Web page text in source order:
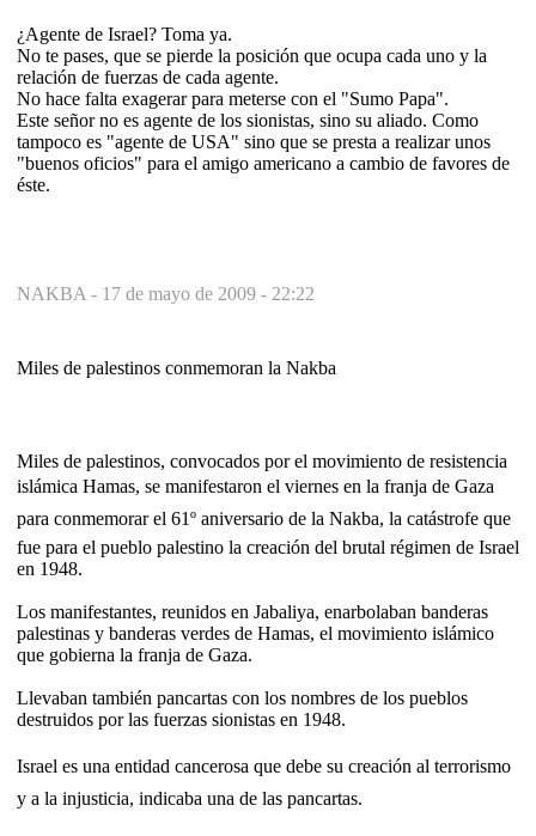
¿Agente de Israel? Toma ya.
No te pases, que se pierde la posición que ocupa cada uno y la
relación de fuerzas de cada agente.
No hace falta exagerar para meterse con el "Sumo Papa".
Este señor no es agente de los sionistas, sino su aliado. Como
tampoco es "agente de USA" sino que se presta a realizar unos
"buenos oficios" para el amigo americano a cambio de favores de
éste.
NAKBA - 17 de mayo de 2009 - 22:22
Miles de palestinos conmemoran la Nakba
Miles de palestinos, convocados por el movimiento de resistencia
islámica Hamas, se manifestaron el viernes en la franja de Gaza
para conmemorar el 61º aniversario de la Nakba, la catástrofe que
fue para el pueblo palestino la creación del brutal régimen de Israel
en 1948.
Los manifestantes, reunidos en Jabaliya, enarbolaban banderas
palestinas y banderas verdes de Hamas, el movimiento islámico
que gobierna la franja de Gaza.
Llevaban también pancartas con los nombres de los pueblos
destruidos por las fuerzas sionistas en 1948.
Israel es una entidad cancerosa que debe su creación al terrorismo
y a la injusticia, indicaba una de las pancartas.